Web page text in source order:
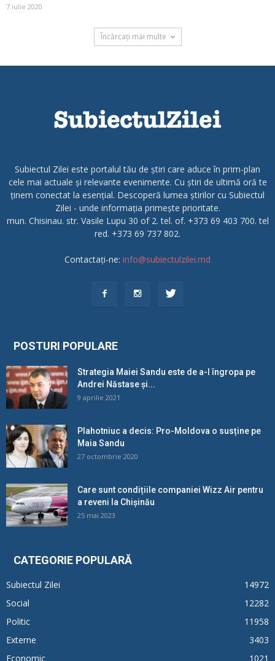
7 iulie 2020
Încărcați mai multe
Subiectul Zilei este portalul tău de știri care aduce în prim-plan
cele mai actuale și relevante evenimente. Cu știri de ultimă oră te
ținem conectat la esențial. Descoperă lumea știrilor cu Subiectul
Zilei - unde informația primește prioritate.
mun. Chisinau. str. Vasile Lupu 30 of 2. tel. of. +373 69 403 700. tel
red. +373 69 737 802.
Contactați-ne: info@subiectulzilei.md
POSTURI POPULARE
Strategia Maiei Sandu este de a-l îngropa pe
Andrei Năstase și...
9 aprilie 2021
Plahotniuc a decis: Pro-Moldova o susține pe
Maia Sandu
27 octombrie 2020
Care sunt condițiile companiei Wizz Air pentru
a reveni la Chișinău
25 mai 2023
CATEGORIE POPULARĂ
Subiectul Zilei
14972
Social
12282
Politic
11958
Externe
3403
Economic
1021